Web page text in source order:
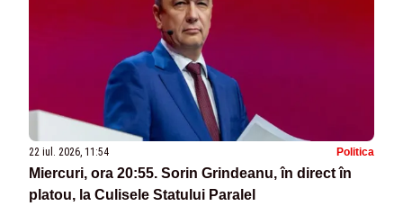
22 iul. 2026, 11:54 Politica
Miercuri, ora 20:55. Sorin Grindeanu, în direct în
platou, la Culisele Statului Paralel